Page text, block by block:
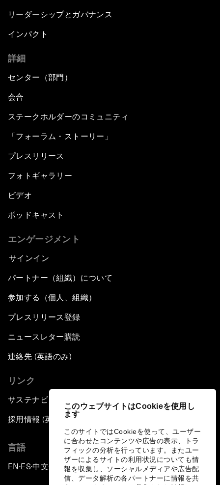
このウェブサイトはCookieを使用し
ます
このサイトではCookieを使って、ユーザー
に合わせたコンテンツや広告の表示、トラ
フィックの分析を行っています。またユー
ザーによるサイトの利用状況についても情
報を収集し、ソーシャルメディアや広告配
信、データ解析の各パートナーに情報を共
リーダーシップとガバナンス
インパクト
詳細
センター（部門）
会合
ステークホルダーのコミュニティ
「フォーラム・ストーリー」
プレスリリース
フォトギャラリー
ビデオ
ポッドキャスト
エンゲージメント
サインイン
パートナー（組織）について
参加する（個人、組織）
プレスリリース登録
ニュースレター購読
連絡先 (英語のみ)
リンク
サステナビリティへの取り組み
採用情報 (英語のみ)
言語
EN ▪ES▪中文▪ 日本語